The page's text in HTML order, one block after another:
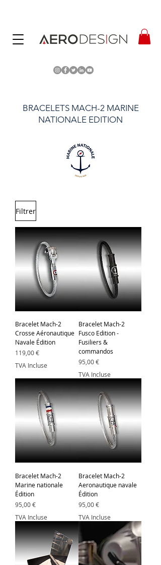
BRACELETS MACH-2 MARINE
NATIONALE EDITION
Filtrer
Bracelet Mach-2
Crosse Aéronautique
Navale Édition
Prix
119,00 €
TVA Incluse
Bracelet Mach-2
Fusco Edition -
Fusiliers &
commandos
Prix
95,00 €
TVA Incluse
Bracelet Mach-2
Marine nationale
Édition
Prix
95,00 €
TVA Incluse
Bracelet Mach-2
Aeronautique navale
Édition
Prix
95,00 €
TVA Incluse